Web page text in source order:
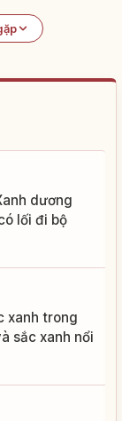
dương
lối đi bộ
xanh trong
sắc xanh nổi